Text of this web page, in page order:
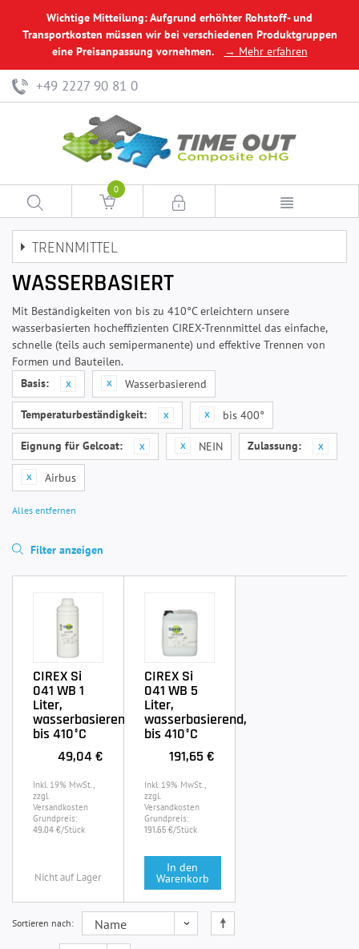
Wichtige Mitteilung: Aufgrund erhöhter Rohstoff- und
Transportkosten müssen wir bei verschiedenen Produktgruppen
eine Preisanpassung vornehmen.
→ Mehr erfahren
+49 2227 90 81 0
0
TRENNMITTEL
WASSERBASIERT
Mit Beständigkeiten von bis zu 410°C erleichtern unsere
wasserbasierten hocheffizienten CIREX-Trennmittel das einfache,
schnelle (teils auch semipermanente) und effektive Trennen von
Formen und Bauteilen.
Basis:
Wasserbasierend
Temperaturbeständigkeit: bis 400°
Eignung für Gelcoat: NEIN Zulassung:
Airbus
Alles entfernen
Filter anzeigen
CIREX Si
041 WB 1
Liter,
wasserbasierend,
bis 410°C
49,04 €
Inkl. 19% MwSt.,
zzgl.
Versandkosten
Grundpreis:
49,04 €/Stück
Nicht auf Lager
CIREX Si
041 WB 5
Liter,
wasserbasierend,
bis 410°C
191,65 €
Inkl. 19% MwSt.,
zzgl.
Versandkosten
Grundpreis:
191,65 €/Stück
In den
Warenkorb
Sortieren nach